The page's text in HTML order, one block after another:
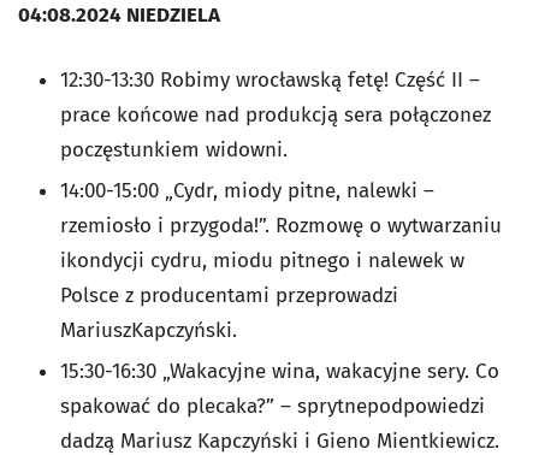
04:08.2024 NIEDZIELA
12:30-13:30 Robimy wrocławską fetę! Część II –
prace końcowe nad produkcją sera połączonez
poczęstunkiem widowni.
14:00-15:00 „Cydr, miody pitne, nalewki –
rzemiosło i przygoda!”. Rozmowę o wytwarzaniu
ikondycji cydru, miodu pitnego i nalewek w
Polsce z producentami przeprowadzi
MariuszKapczyński.
15:30-16:30 „Wakacyjne wina, wakacyjne sery. Co
spakować do plecaka?” – sprytnepodpowiedzi
dadzą Mariusz Kapczyński i Gieno Mientkiewicz.